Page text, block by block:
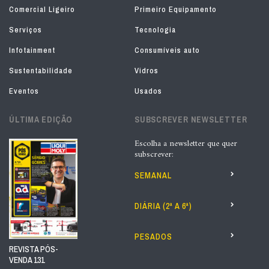
Comercial Ligeiro
Primeiro Equipamento
Serviços
Tecnologia
Infotainment
Consumíveis auto
Sustentabilidade
Vidros
Eventos
Usados
ÚLTIMA EDIÇÃO
REVISTA PÓS-
VENDA 131
SUBSCREVER NEWSLETTER
Escolha a newsletter que quer
subscrever:
SEMANAL
DIÁRIA (2ª A 6ª)
PESADOS